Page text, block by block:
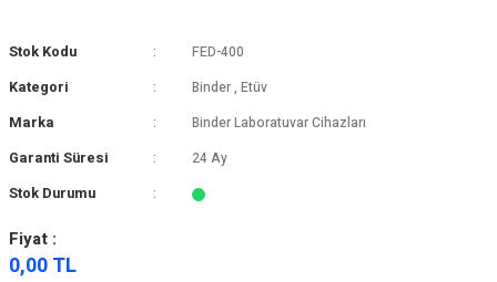
Stok Kodu FED-400
Kategori Binder , Etüv
Marka Binder Laboratuvar Cihazları
Garanti Süresi 24 Ay
Stok Durumu
Fiyat :
0,00 TL